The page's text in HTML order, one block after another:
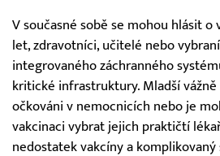
V současné sobě se mohou hlásit o
let, zdravotníci, učitelé nebo
integrovaného záchranného
kritické infrastruktury. Mladší
očkováni v nemocnicích nebo je
vakcinaci vybrat jejich praktičtí
nedostatek vakcíny a